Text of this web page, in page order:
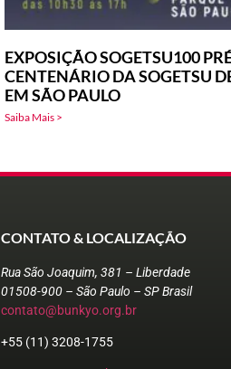
EXPOSIÇÃO SOGETSU100
CENTENÁRIO DA SOGETSU
EM SÃO PAULO
Saiba Mais >
CONTATO & LOCALIZAÇÃO
Rua São Joaquim, 381 – Liberdade
01508-900 – São Paulo – SP Brasil
contato@bunkyo.org.br
+55 (11) 3208-1755